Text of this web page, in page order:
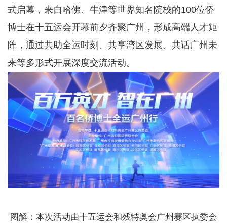
式启幕，来自哈佛、牛津等世界知名院校的100位侨
博士在十五运会开幕前夕齐聚广州，形成高端人才矩
阵，通过共助全运时刻、共享湾区发展、共话广州未
来等多形式开展深度交流活动。
图解：本次活动由十五运会和残特奥会广州赛区执委会